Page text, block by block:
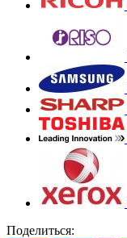
Поделиться: